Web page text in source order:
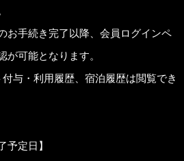
お手続き完了以降、会員ログインペ
が可能となります。
与・利用履歴、宿泊履歴は閲覧でき
予定日】